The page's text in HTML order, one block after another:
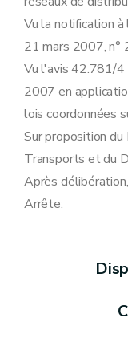
Art. 19
Section
Art. 20
Art. 21
Chapitre V
Art. 22
Art. 23
Art. 24
Art. 25
Art. 26
Chapitre VI
Art. 27
Chapitre VII
Art. 31
Art. 32
Vu la notification
21 mars 2007,
Vu l'avis 42.781/4
2007 en
lois coordonnées
Sur proposition
Transports et du
Après délibération,
Arrête: